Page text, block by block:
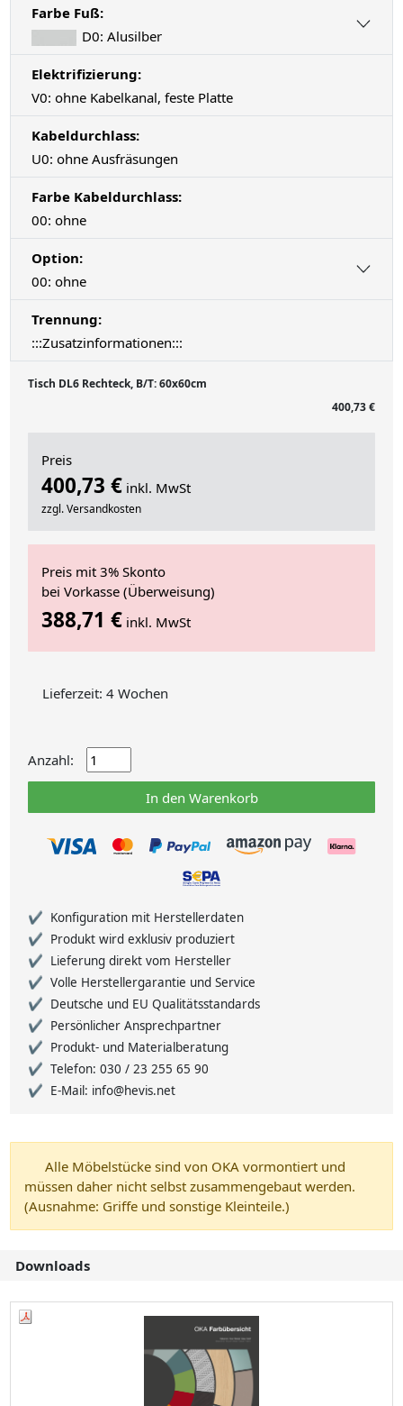
Farbe Fuß:
D0: Alusilber
Elektrifizierung:
V0: ohne Kabelkanal, feste Platte
Kabeldurchlass:
U0: ohne Ausfräsungen
Farbe Kabeldurchlass:
00: ohne
Option:
00: ohne
Trennung:
:::Zusatzinformationen:::
Tisch DL6 Rechteck, B/T: 60x60cm
400,73 €
Preis
400,73 € inkl. MwSt
zzgl. Versandkosten
Preis mit 3% Skonto
bei Vorkasse (Überweisung)
388,71 € inkl. MwSt
Lieferzeit: 4 Wochen
Anzahl:
In den Warenkorb
Konfiguration mit Herstellerdaten
Produkt wird exklusiv produziert
Lieferung direkt vom Hersteller
Volle Herstellergarantie und Service
Deutsche und EU Qualitätsstandards
Persönlicher Ansprechpartner
Produkt- und Materialberatung
Telefon: 030 / 23 255 65 90
E-Mail: info@hevis.net
Alle Möbelstücke sind von OKA vormontiert und
müssen daher nicht selbst zusammengebaut werden.
(Ausnahme: Griffe und sonstige Kleinteile.)
Downloads